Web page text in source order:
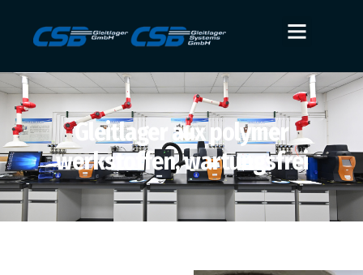
Gleitlager aux polymer
werkstoffen, wartungsfrei